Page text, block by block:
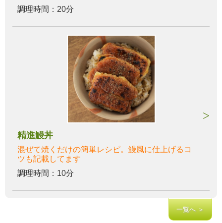
調理時間：20分
精進鰻丼
混ぜて焼くだけの簡単レシピ。鰻風に仕上げるコ
ツも記載してます
調理時間：10分
一覧へ ＞